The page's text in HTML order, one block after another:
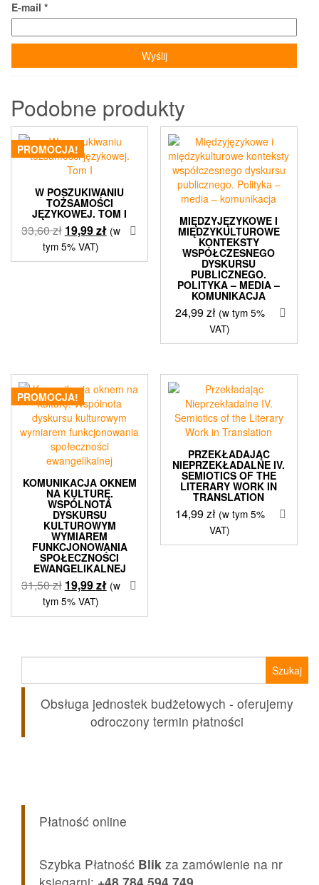
E-mail *
Podobne produkty
PROMOCJA!
W POSZUKIWANIU
TOŻSAMOŚCI
JĘZYKOWEJ. TOM I
33,60zł Pierwotna
cena
wynosiła:
19,99złAktualna
wynosi:
(w
tym 5% VAT)
MIĘDZYJĘZYKOWE I
MIĘDZYKULTUROWE
KONTEKSTY
WSPÓŁCZESNEGO
DYSKURSU
PUBLICZNEGO.
POLITYKA – MEDIA –
KOMUNIKACJA
24,99zł (w tym 5%
VAT)
PROMOCJA!
KOMUNIKACJA OKNEM
NA KULTURĘ.
WSPÓLNOTA
DYSKURSU
KULTUROWYM
WYMIAREM
FUNKCJONOWANIA
SPOŁECZNOŚCI
EWANGELIKALNEJ
31,50zł Pierwotna
cena
wynosiła:
19,99złAktualna
wynosi:
(w
tym 5% VAT)
PRZEKŁADAJĄC
NIEPRZEKŁADALNE IV.
SEMIOTICS OF THE
LITERARY WORK IN
TRANSLATION
14,99zł (w tym 5%
VAT)
Obsługa jednostek budżetowych - oferujemy
odroczony termin płatności
Płatność online
Szybka Płatność Blik za zamówienie na nr